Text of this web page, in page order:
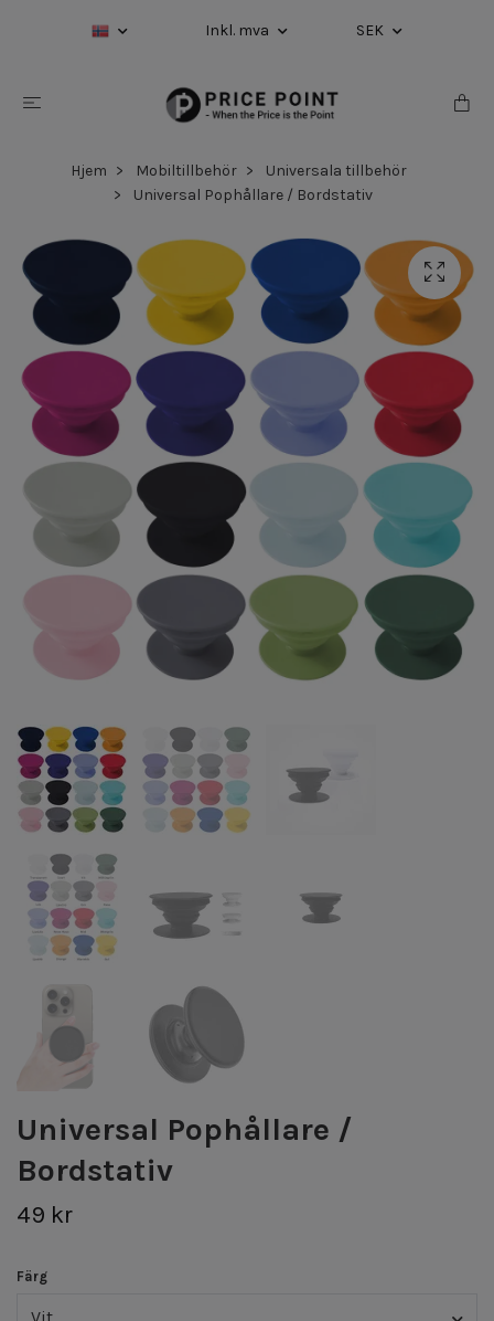
Inkl. mva SEK
Hjem Mobiltillbehör
Universala tillbehör
Universal Pophållare / Bordstativ
Universal Pophållare /
Bordstativ
49 kr
Färg